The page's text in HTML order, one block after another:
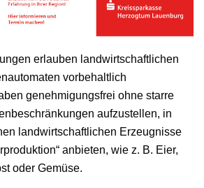
erlauben landwirtschaftlichen
vorbehaltlich
genehmigungsfrei ohne starre
aufzustellen, in
landwirtschaftlichen Erzeugnisse
anbieten, wie z. B. Eier,
oder Gemüse.